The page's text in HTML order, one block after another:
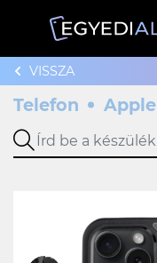
VISSZA
Telefon Apple